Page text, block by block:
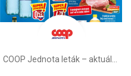
COOP Jednota leták –⁠ aktuálny